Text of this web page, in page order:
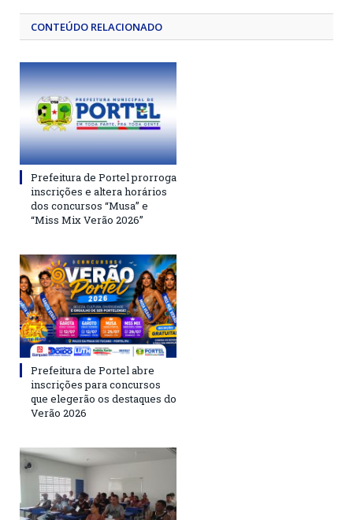
CONTEÚDO RELACIONADO
Prefeitura de Portel prorroga
inscrições e altera horários
dos concursos “Musa” e
“Miss Mix Verão 2026”
Prefeitura de Portel abre
inscrições para concursos
que elegerão os destaques do
Verão 2026